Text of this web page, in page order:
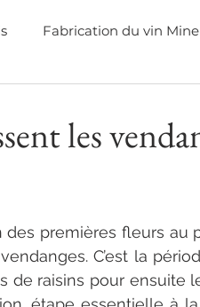
Fabrication du vin
? Comment
les
des premières fleurs au
C’est la
de raisins pour ensuite